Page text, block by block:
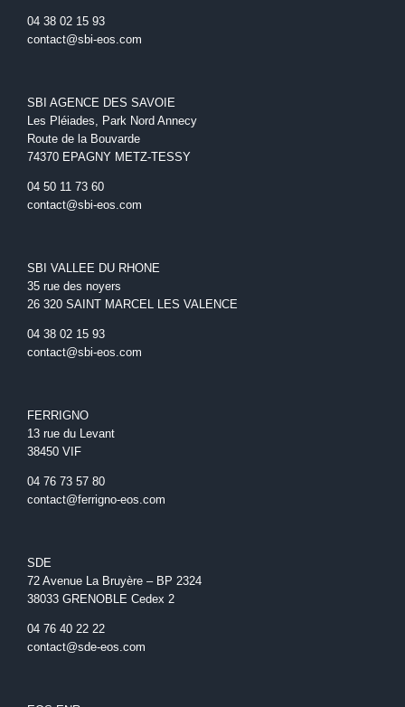
04 38 02 15 93
contact@sbi-eos.com
SBI AGENCE DES SAVOIE
Les Pléiades, Park Nord Annecy
Route de la Bouvarde
74370 EPAGNY METZ-TESSY
04 50 11 73 60
contact@sbi-eos.com
SBI VALLEE DU RHONE
35 rue des noyers
26 320 SAINT MARCEL LES VALENCE
04 38 02 15 93
contact@sbi-eos.com
FERRIGNO
13 rue du Levant
38450 VIF
04 76 73 57 80
contact@ferrigno-eos.com
SDE
72 Avenue La Bruyère – BP 2324
38033 GRENOBLE Cedex 2
04 76 40 22 22
contact@sde-eos.com